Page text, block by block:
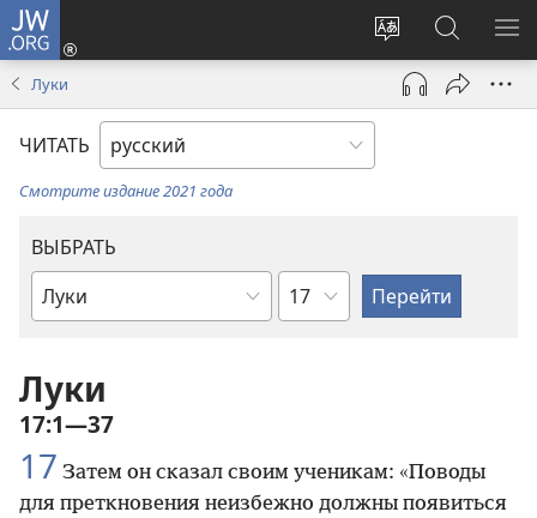
JW.ORG
Изменить
язык
сайта
Войти
(открывается
новом
окне)
Поиск
по
jw.org
Луки
ЧИТАТЬ
Смотрите издание 2021 года
ВЫБРАТЬ
по
Библии
по
главам
Луки
17:1—37
17 Затем он сказал своим ученикам: «Поводы
для преткновения неизбежно должны появиться